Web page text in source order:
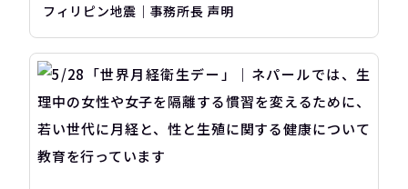
フィリピン地震｜事務所長 声明